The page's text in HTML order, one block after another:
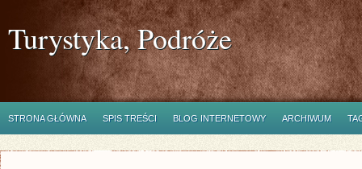
Turystyka, Podróże
STRONA GŁÓWNA SPIS TREŚCI BLOG INTERNETOWY ARCHIWUM